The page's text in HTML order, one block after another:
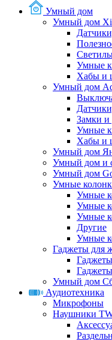
Умный дом
Умный дом
Умные
Хабы и
Умный дом
Замки и
Умные
Хабы и
Умный дом
Умный дом и
Умный дом
Умные
Умные
Умные
Умные
Другие
Умные
Гаджеты для
Умный дом
Аудиотехника
Микрофоны
Наушники